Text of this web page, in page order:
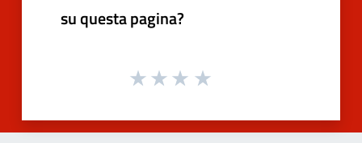
su questa pagina?